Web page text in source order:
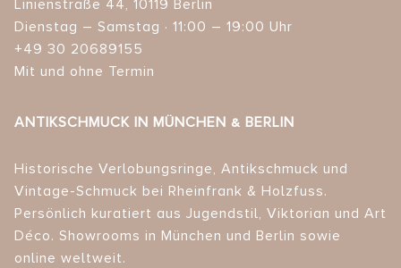
Linienstraße 44, 10119 Berlin
Dienstag – Samstag · 11:00 – 19:00 Uhr
+49 30 20689155
Mit und ohne Termin
ANTIKSCHMUCK IN MÜNCHEN & BERLIN
Historische Verlobungsringe, Antikschmuck und
Vintage-Schmuck bei Rheinfrank & Holzfuss.
Persönlich kuratiert aus Jugendstil, Viktorian und Art
Déco. Showrooms in München und Berlin sowie
online weltweit.